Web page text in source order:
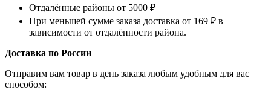
Отдалённые районы от 5000 ₽
При меньшей сумме заказа доставка от 169 ₽ в
зависимости от отдалённости района.
Доставка по России
Отправим вам товар в день заказа любым удобным для вас
способом: